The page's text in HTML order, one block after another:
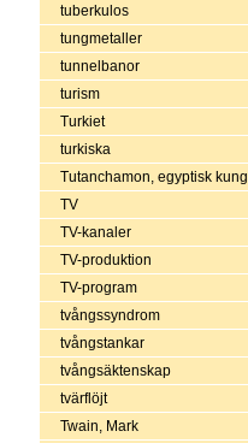
tuberkulos
tungmetaller
tunnelbanor
turism
Turkiet
turkiska
Tutanchamon, egyptisk kung
TV
TV-kanaler
TV-produktion
TV-program
tvångssyndrom
tvångstankar
tvångsäktenskap
tvärflöjt
Twain, Mark